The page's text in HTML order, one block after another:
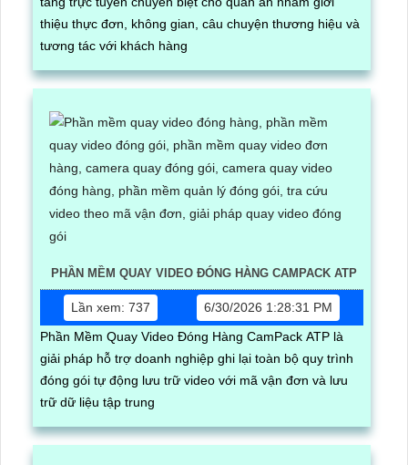
thiệu thực đơn, không gian, câu chuyện thương hiệu và
tương tác với khách hàng
PHẦN MỀM QUAY VIDEO ĐÓNG HÀNG CAMPACK ATP
Lần xem: 737
6/30/2026 1:28:31 PM
Phần Mềm Quay Video Đóng Hàng CamPack ATP là
giải pháp hỗ trợ doanh nghiệp ghi lại toàn bộ quy trình
đóng gói tự động lưu trữ video với mã vận đơn và lưu
trữ dữ liệu tập trung